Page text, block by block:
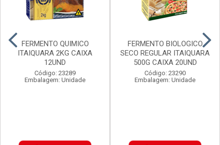
FERMENTO QUIMICO
ITAIQUARA 2KG CAIXA
12UND
Código: 23289
Embalagem: Unidade
FERMENTO BIOLOGICO
SECO REGULAR ITAIQUARA
500G CAIXA 20UND
Código: 23290
Embalagem: Unidade